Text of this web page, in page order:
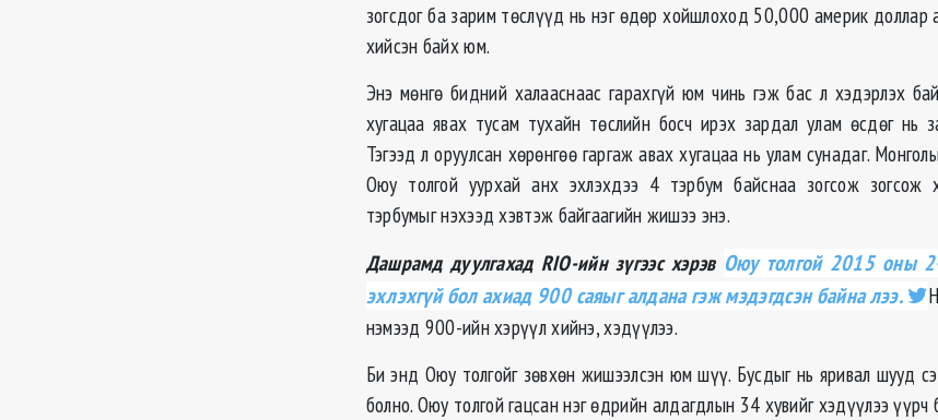
зогсдог ба зарим төслүүд нь нэг өдөр хойшлоход 50,000 америк доллар
хийсэн байх юм.
Энэ мөнгө бидний халааснаас гарахгүй юм чинь гэж бас л хэдэрлэх
хугацаа явах тусам тухайн төслийн босч ирэх зардал улам өсдөг нь
Тэгээд л оруулсан хөрөнгөө гаргаж авах хугацаа нь улам сунадаг.
Оюу толгой уурхай анх эхлэхдээ 4 тэрбум байснаа зогсож зогсож
тэрбумыг нэхээд хэвтэж байгаагийн жишээ энэ.
Дашрамд дуулгахад RIO-ийн зүгээс хэрэв Оюу толгой 2015 оны
эхлэхгүй бол ахиад 900 саяыг алдана гэж мэдэгдсэн байна лээ.
нэмээд 900-ийн хэрүүл хийнэ, хэдүүлээ.
Би энд Оюу толгойг зөвхөн жишээлсэн юм шүү. Бусдыг нь яривал шууд
болно. Оюу толгой гацсан нэг өдрийн алдагдлын 34 хувийг хэдүүлээ үүрч